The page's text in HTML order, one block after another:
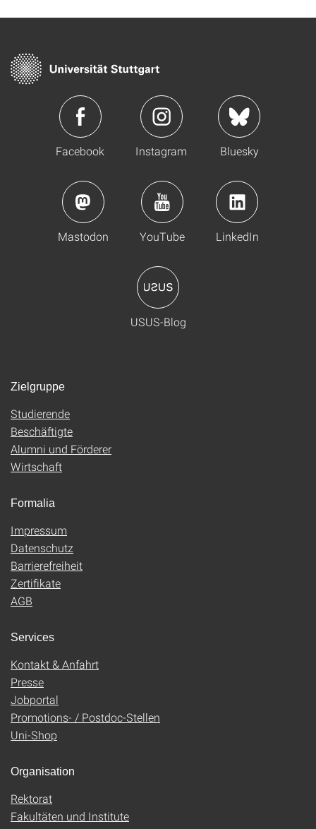
Facebook Instagram Bluesky
Mastodon YouTube LinkedIn
USUS-Blog
Zielgruppe
Studierende
Beschäftigte
Alumni und Förderer
Wirtschaft
Formalia
Impressum
Datenschutz
Barrierefreiheit
Zertifikate
AGB
Services
Kontakt & Anfahrt
Presse
Jobportal
Promotions- / Postdoc-Stellen
Uni-Shop
Organisation
Rektorat
Fakultäten und Institute